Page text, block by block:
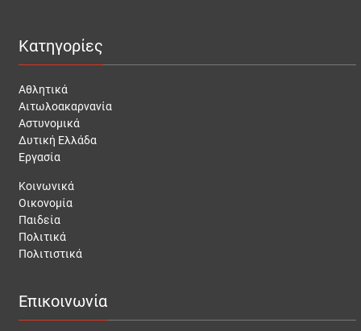
Κατηγορίες
Αθλητικά
Αιτωλοακαρνανία
Αστυνομικά
Δυτική Ελλάδα
Εργασία
Κοινωνικά
Οικονομία
Παιδεία
Πολιτικά
Πολιτιστικά
Επικοινωνία